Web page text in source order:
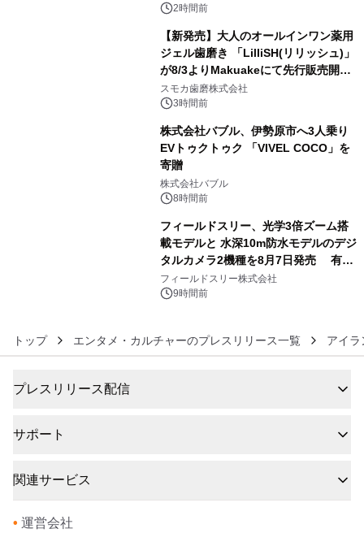
メニューが展開されます
2時間前
【新発売】大人のオールインワン薬用
ジェル歯磨き 「LilliSH(リリッシュ)」
が8/3よりMakuakeにて先行販売開
始！
スモカ歯磨株式会社
3時間前
株式会社バブル、伊勢原市へ3人乗り
EVトゥクトゥク 「VIVEL COCO」を
寄贈
株式会社バブル
8時間前
フィールドスリー、光学3倍ズーム搭
載モデルと 水深10m防水モデルのデジ
タルカメラ2機種を8月7日発売 有効
約1300万画素、用途別に選べるコンデ
ジ新登場
フィールドスリー株式会社
9時間前
トップ エンタメ・カルチャーのプレスリリース一覧 アイラ
プレスリリース配信
サポート
関連サービス
• 運営会社